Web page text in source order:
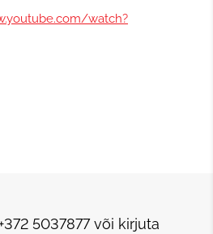
watch?
5037877 või kirjuta